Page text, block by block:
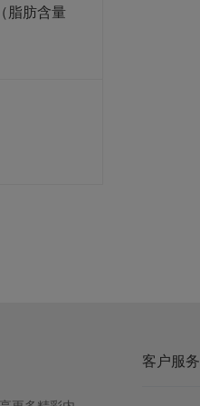
脂肪含量
客户服务